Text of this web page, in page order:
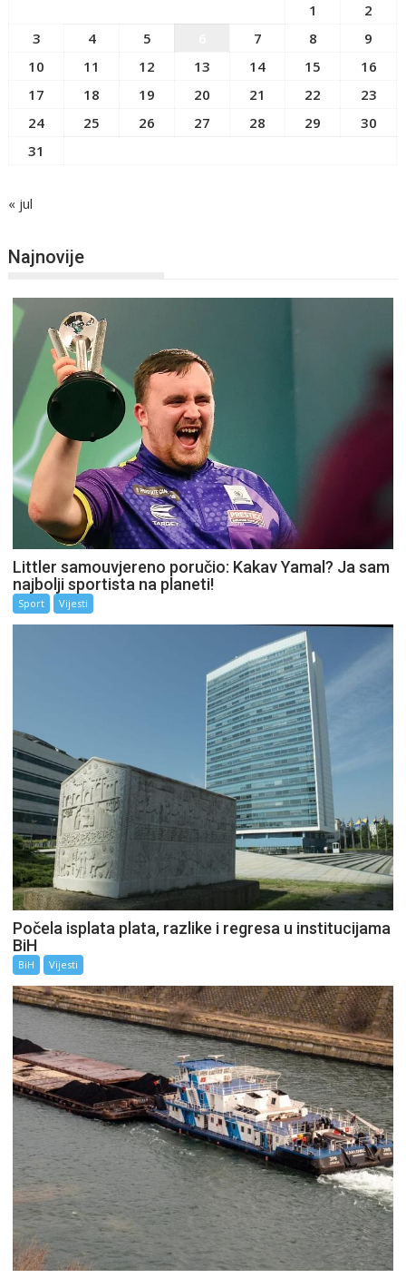
1
2
3
4 5 7 8
9
10
11 12 13 14 15
16
17
18 19 20 21 22
23
24
25 26 27 28 29
30
31
« jul
Najnovije
Littler samouvjereno poručio: Kakav Yamal? Ja sam
najbolji sportista na planeti!
Sport Vijesti
Počela isplata plata, razlike i regresa u institucijama
BiH
BiH Vijesti